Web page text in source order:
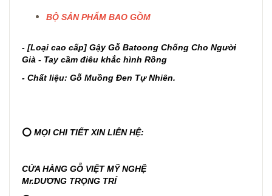
BỘ SẢN PHẨM BAO GỒM
- [Loại cao cấp] Gậy Gỗ Batoong Chống Cho Người
Già - Tay cầm điêu khắc hình Rồng
- Chất liệu: Gỗ Muồng Đen Tự Nhiên.
⭕ MỌI CHI TIẾT XIN LIÊN HỆ:
CỬA HÀNG GỖ VIỆT MỸ NGHỆ
Mr.DƯƠNG TRỌNG TRÍ